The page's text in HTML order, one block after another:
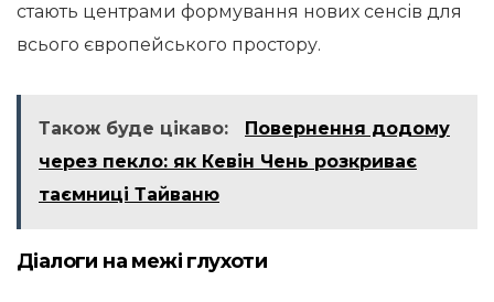
стають центрами формування нових сенсів для
всього європейського простору.
Також буде цікаво:
Повернення додому
через пекло: як Кевін Чень розкриває
таємниці Тайваню
Діалоги на межі глухоти